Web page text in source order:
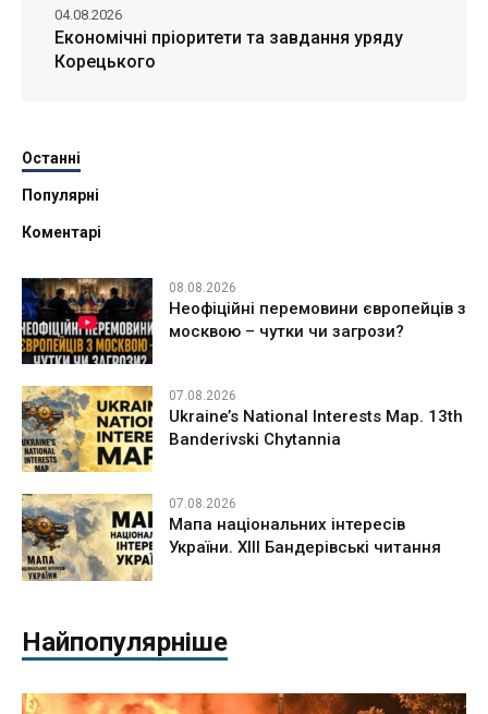
Економічні пріоритети та завдання уряду
Корецького
04.08.2026
Останні
Популярні
Коментарі
08.08.2026
Неофіційні перемовини європейців з
москвою – чутки чи загрози?
07.08.2026
Ukraine’s National Interests Map. 13th
Banderivski Chytannia
07.08.2026
Мапа національних інтересів
України. ХІІІ Бандерівські читання
Найпопулярніше